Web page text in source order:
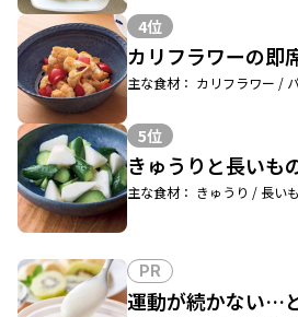
4位
カリフラワーの即
主な食材： カリフラワー /
5位
きゅうりと長いも
主な食材： きゅうり / 長いも
PR
運動が続かない…